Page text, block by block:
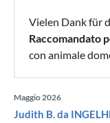
Vielen Dank für
Raccomandato
con animale
Maggio 2026
Judith B. da